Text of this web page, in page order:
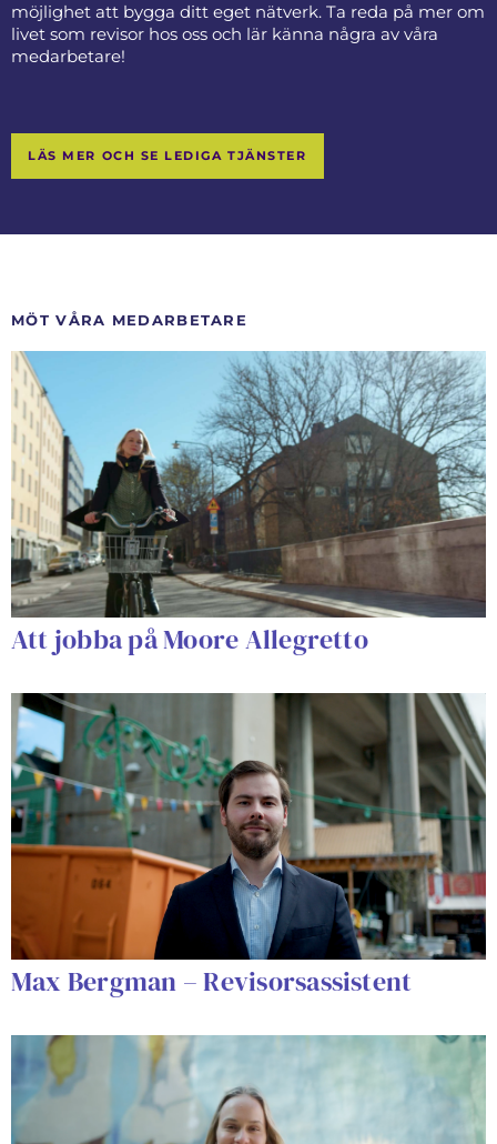
möjlighet att bygga ditt eget nätverk. Ta reda på mer om
livet som revisor hos oss och lär känna några av våra
medarbetare!
LÄS MER OCH SE LEDIGA TJÄNSTER
MÖT VÅRA MEDARBETARE
Att jobba på Moore Allegretto
Max Bergman – Revisorsassistent